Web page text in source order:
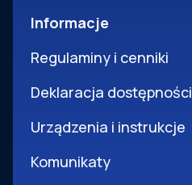
Informacje
Regulaminy i cenniki
Deklaracja dostępności
Urządzenia i instrukcje
Komunikaty